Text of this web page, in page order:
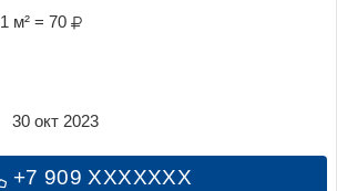
1 м² = 70
+7 909 XXXXXXX
30 окт 2023